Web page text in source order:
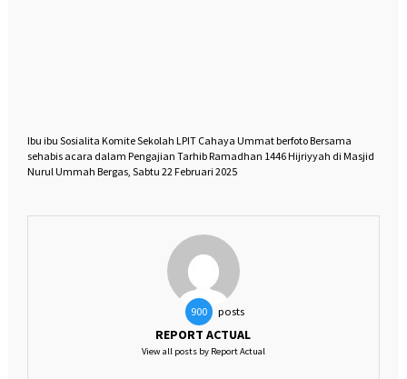
Ibu ibu Sosialita Komite Sekolah LPIT Cahaya Ummat berfoto Bersama
sehabis acara dalam Pengajian Tarhib Ramadhan 1446 Hijriyyah di Masjid
Nurul Ummah Bergas, Sabtu 22 Februari 2025
900 posts
REPORT ACTUAL
View all posts by Report Actual